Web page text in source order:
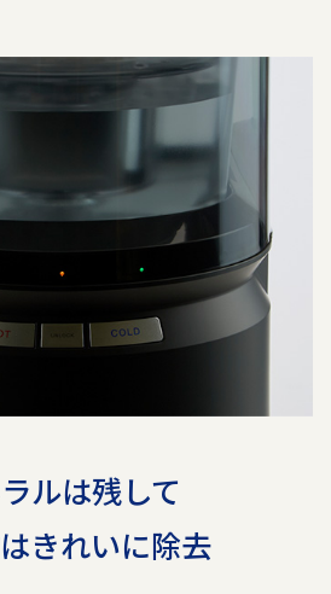
ルは残して
きれいに除去